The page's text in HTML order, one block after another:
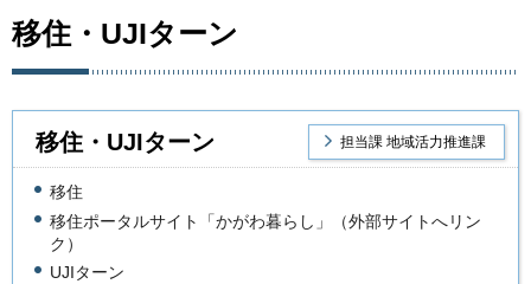
移住・UJIターン
移住・UJIターン 担当課 地域活力推進課
移住
移住ポータルサイト「かがわ暮らし」（外部サイトへリン
ク）
UJIターン